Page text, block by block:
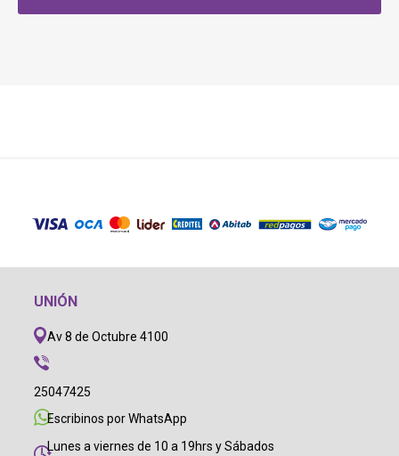
UNIÓN
Av 8 de Octubre 4100
25047425
Escribinos por WhatsApp
Lunes a viernes de 10 a 19hrs y Sábados